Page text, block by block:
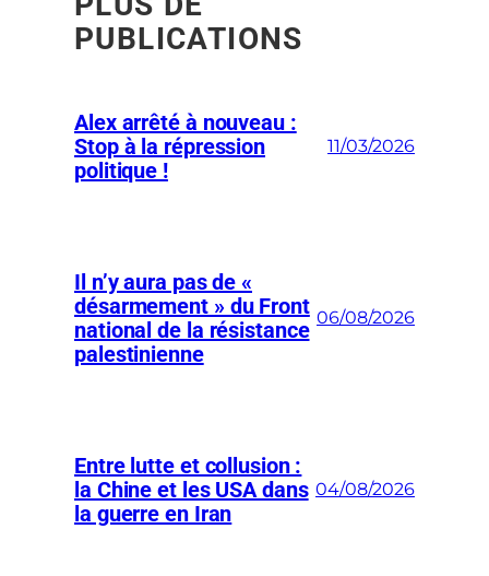
PUBLICATIONS
Alex arrêté à nouveau :
Stop à la répression
politique !
11/03/2026
Il n’y aura pas de «
désarmement » du Front
national de la résistance
palestinienne
06/08/2026
Entre lutte et collusion :
la Chine et les USA dans
la guerre en Iran
04/08/2026